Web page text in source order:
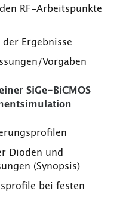
RF-Arbeitspunkte
Ergebnisse
Vorgaben
SiGe-BiCMOS
Dioden und
(Synopsis)
bei festen